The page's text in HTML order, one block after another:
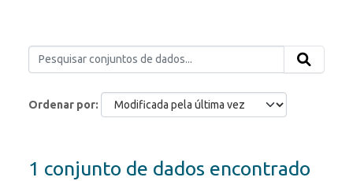
Ordenar por
1 conjunto de dados encontrado